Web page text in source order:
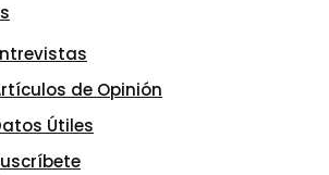
de Opinión
Útiles